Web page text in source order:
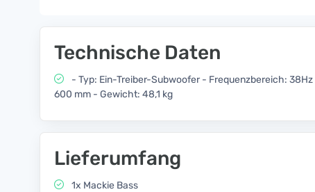
Technische Daten
- Typ: Ein-Treiber-Subwoofer - Frequenzbereich:
600 mm - Gewicht: 48,1 kg
Lieferumfang
1x Mackie Bass